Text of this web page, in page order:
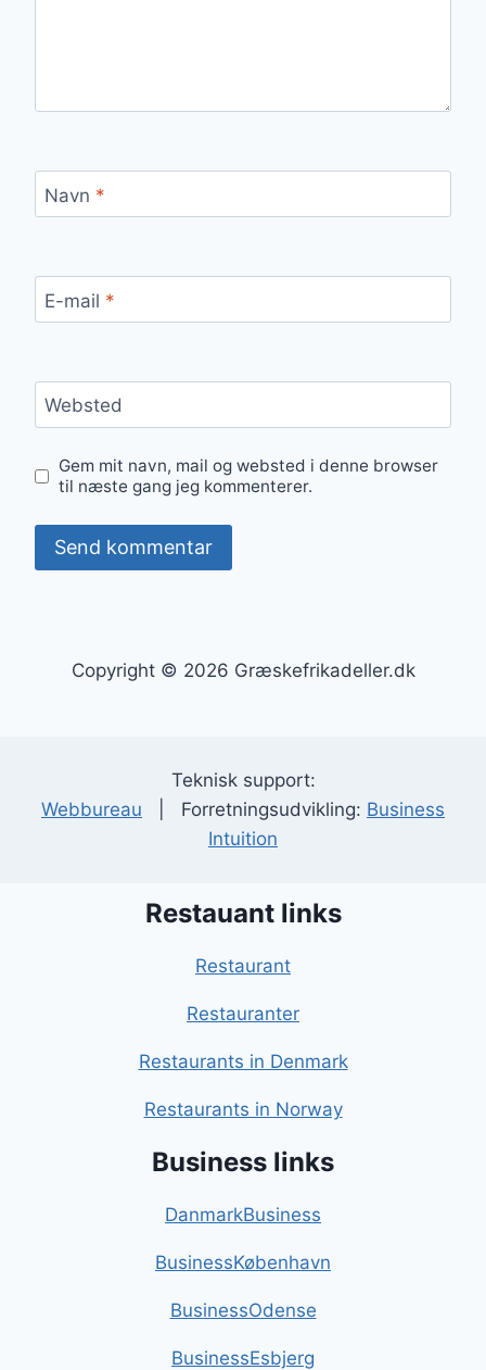
Navn *
E-mail *
Websted
Gem mit navn, mail og websted i denne browser
til næste gang jeg kommenterer.
Copyright © 2026 Græskefrikadeller.dk
Teknisk support:
Webbureau | Forretningsudvikling: Business
Intuition
Restauant links
Restaurant
Restauranter
Restaurants in Denmark
Restaurants in Norway
Business links
DanmarkBusiness
BusinessKøbenhavn
BusinessOdense
BusinessEsbjerg